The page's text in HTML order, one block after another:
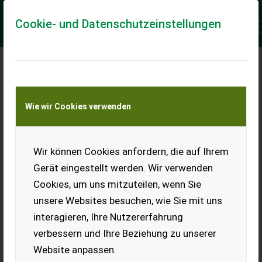
Cookie- und Datenschutzeinstellungen
Wie wir Cookies verwenden
Wir können Cookies anfordern, die auf Ihrem
Gerät eingestellt werden. Wir verwenden
Cookies, um uns mitzuteilen, wenn Sie
unsere Websites besuchen, wie Sie mit uns
interagieren, Ihre Nutzererfahrung
verbessern und Ihre Beziehung zu unserer
Website anpassen.
Meine Transportkostenanfrage
Transport von Land- und Baumaschinen –
KEINE Tiertransporte
Ladeort
Ort